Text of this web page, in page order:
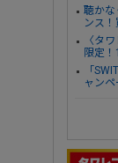
聴かな
ンス
〈タ
限定
「
ャンペ